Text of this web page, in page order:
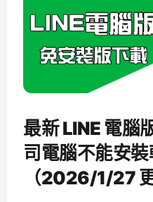
最新 LINE 電腦
司電腦不能安
（2026/1/27 更